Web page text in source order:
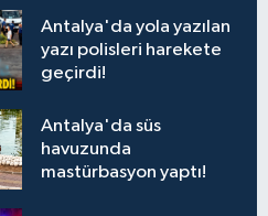
Antalya'da yola yazılan
yazı polisleri harekete
geçirdi!
Antalya'da süs
havuzunda
mastürbasyon yaptı!